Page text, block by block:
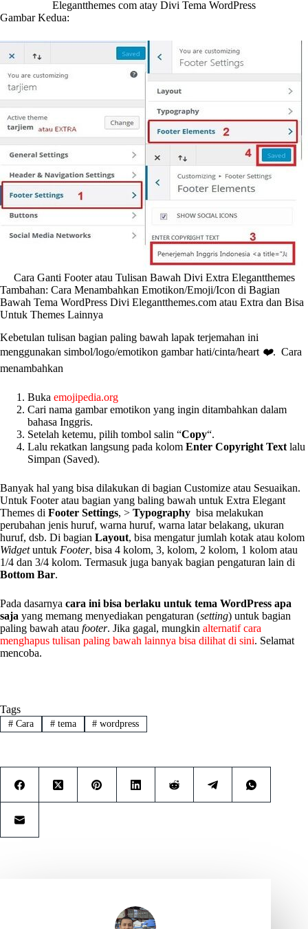
Elegantthemes com atay Divi Tema WordPress
Gambar Kedua:
Cara Ganti Footer atau Tulisan Bawah Divi Extra Elegantthemes
Tambahan: Cara Menambahkan Emotikon/Emoji/Icon di Bagian
Bawah Tema WordPress Divi Elegantthemes.com atau Extra dan Bisa
Untuk Themes Lainnya
Kebetulan tulisan bagian paling bawah lapak terjemahan ini
menggunakan simbol/logo/emotikon gambar hati/cinta/heart ❤️. Cara
menambahkan
Buka emojipedia.org
Cari nama gambar emotikon yang ingin ditambahkan dalam
bahasa Inggris.
Setelah ketemu, pilih tombol salin “Copy“.
Lalu rekatkan langsung pada kolom Enter Copyright Text lalu
Simpan (Saved).
Banyak hal yang bisa dilakukan di bagian Customize atau Sesuaikan.
Untuk Footer atau bagian yang baling bawah untuk Extra Elegant
Themes di Footer Settings, > Typography bisa melakukan
perubahan jenis huruf, warna huruf, warna latar belakang, ukuran
huruf, dsb. Di bagian Layout, bisa mengatur jumlah kotak atau kolom
Widgetuntuk Footer, bisa 4 kolom, 3, kolom, 2 kolom, 1 kolom atau
1/4 dan 3/4 kolom. Termasuk juga banyak bagian pengaturan lain di
Bottom Bar.
Pada dasarnya cara ini bisa berlaku untuk tema WordPress apa
saja yang memang menyediakan pengaturan (setting) untuk bagian
paling bawah atau footer. Jika gagal, mungkin alternatif cara
menghapus tulisan paling bawah lainnya bisa dilihat di sini. Selamat
mencoba.
Tags
#Cara #tema # wordpress